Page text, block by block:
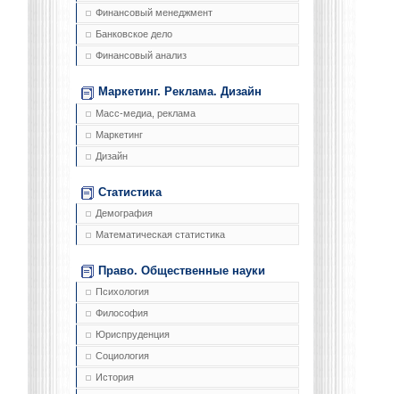
Финансовый менеджмент
Банковское дело
Финансовый анализ
Маркетинг. Реклама. Дизайн
Масс-медиа, реклама
Маркетинг
Дизайн
Статистика
Демография
Математическая статистика
Право. Общественные науки
Психология
Философия
Юриспруденция
Социология
История